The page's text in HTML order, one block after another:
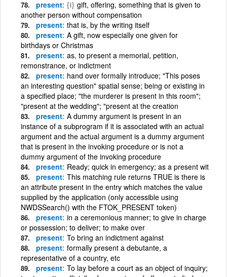
present {i} gift, offering, something that is given to
another person without compensation
present that is, by the writing itself
present A gift, now especially one given for
birthdays or Christmas
present as, to present a memorial, petition,
remonstrance, or indictment
present hand over formally introduce; "This poses
an interesting question" spatial sense; being or existing in
a specified place; "the murderer is present in this room";
"present at the wedding"; "present at the creation
present A dummy argument is present in an
instance of a subprogram if it is associated with an actual
argument and the actual argument is a dummy argument
that is present in the invoking procedure or is not a
dummy argument of the invoking procedure
present Ready; quick in emergency; as a present wit
present This matching rule returns TRUE is there is
an attribute present in the entry which matches the value
supplied by the application (only accessible using
NWDSSearch() with the FTOK_PRESENT token)
present in a ceremonious manner; to give in charge
or possession; to deliver; to make over
present To bring an indictment against
present formally present a debutante, a
representative of a country, etc
present To lay before a court as an object of inquiry;